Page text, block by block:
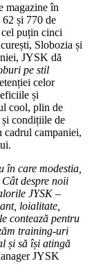
magazine în
și 770 de
puțin cinci
Slobozia și
JYSK dă
pe stil
celor
și
cool, plin de
condițiile de
cadrul campaniei,
în care modestia,
despre noii
JYSK –
loialitate,
contează pentru
training-uri
și să își atingă
JYSK